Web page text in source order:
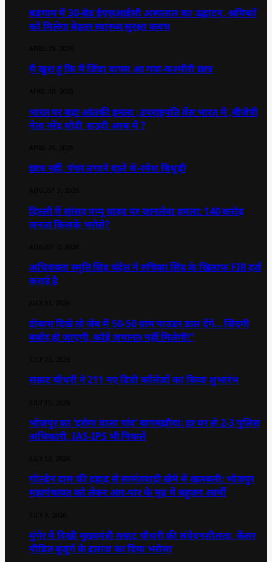
बडगाम में 30-बेड ईएसआईसी अस्पताल का उद्घाटन, श्रमिकों
को मिलेगा बेहतर स्वास्थ्य सुरक्षा कवच
मैं खुश हूं कि मैं जिंदा वापस आ गया-कश्मीरी छात्र
भारत पर बड़ा आंतकी हमला ,उपराष्ट्रपति वेंस भारत में ,बीजेपी
नेता नरेंद्र मोदी सउदी अरब में ?
छात्र नहीं, पंचर लगाने वाले थे-रमेश बिधूड़ी
दिल्ली में सांसद पप्पू यादव पर जानलेवा हमला: 140 करोड़
जनता किसके भरोसे?
अधिवक्ता स्मृति सिंह चंदेल ने रुचिका सिंह के खिलाफ FIR दर्ज
कराई है
दोबारा दिखे तो जेब में 50-50 ग्राम पाउडर डाल देंगे… जिंदगी
बर्बाद हो जाएगी, कोई जमानत नहीं मिलेगी!”
सम्राट चौधरी ने 211 नए डिग्री कॉलेजों का किया शुभारंभ
भोजपुर का ‘दरोगा वाला गांव’ बागमझौवा: हर घर से 2-3 पुलिस
अधिकारी, IAS-IPS भी निकले
गोल्डेन दास की दहाड़ से सामंतवादी खेमे में खलबली: भोजपुर
महापंचायत को लेकर आर-पार के मूड में बहुजन आर्मी
मुंगेर में दिखी मुख्यमंत्री सम्राट चौधरी की संवेदनशीलता, कैंसर
पीड़ित बुजुर्ग के इलाज का दिया भरोसा